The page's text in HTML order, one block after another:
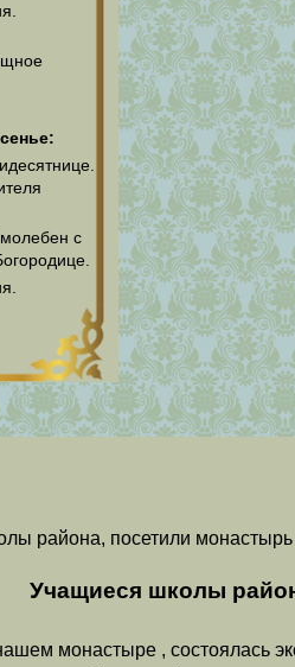
с
района, посетили монастырь
Учащиеся школы
монастыре , состоялась